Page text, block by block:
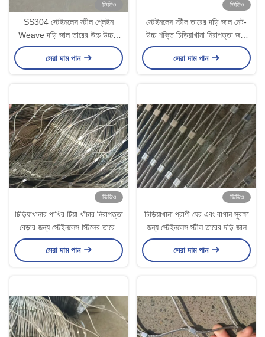
ভিডিও
SS304 স্টেইনলেস স্টীল প্লেইন
Weave দড়ি জাল তারের উচ্চ উচ্চতা
বিরোধী পতন নেট
সেরা দাম পান
ভিডিও
স্টেইনলেস স্টীল তারের দড়ি জাল নেট-
উচ্চ শক্তি চিড়িয়াখানা নিরাপত্তা জন্য
কাস্টমাইজড আকার
সেরা দাম পান
ভিডিও
চিড়িয়াখানার পাখির টিয়া খাঁচার নিরাপত্তা
বেড়ার জন্য স্টেইনলেস স্টিলের তারের
দড়ি জাল
সেরা দাম পান
ভিডিও
চিড়িয়াখানা প্রাণী ঘের এবং বাগান সুরক্ষা
জন্য স্টেইনলেস স্টীল তারের দড়ি জাল
সেরা দাম পান